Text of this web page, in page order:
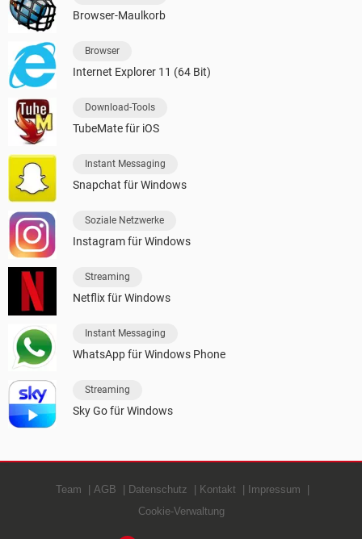
Browser-Maulkorb
Browser
Internet Explorer 11 (64 Bit)
Download-Tools
TubeMate für iOS
Instant Messaging
Snapchat für Windows
Soziale Netzwerke
Instagram für Windows
Streaming
Netflix für Windows
Instant Messaging
WhatsApp für Windows Phone
Streaming
Sky Go für Windows
Team AGB Datenschutz Kontakt
Impressum
Cookie-Verwaltung